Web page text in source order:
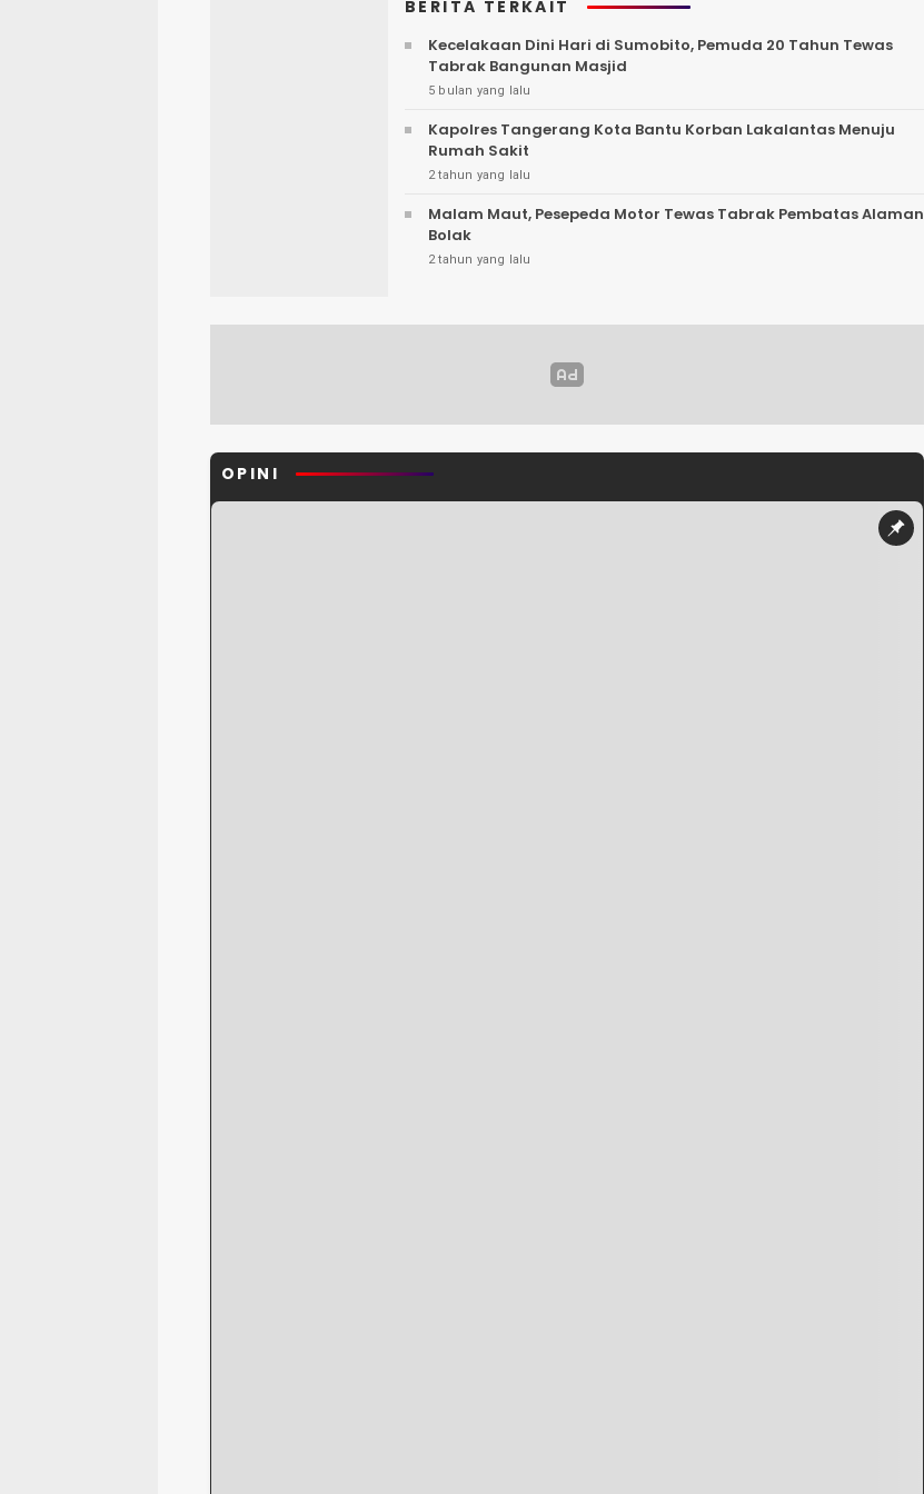
BERITA TERKAIT
Kecelakaan Dini Hari di Sumobito, Pemuda 20 Tahun Tewas
Tabrak Bangunan Masjid
5 bulan yang lalu
Kapolres Tangerang Kota Bantu Korban Lakalantas Menuju
Rumah Sakit
2 tahun yang lalu
Malam Maut, Pesepeda Motor Tewas Tabrak Pembatas Alaman
Bolak
2 tahun yang lalu
OPINI